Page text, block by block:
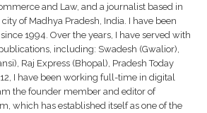
and Law, and a journalist based in
of Madhya Pradesh, India. I have been
1994. Over the years, I have served with
including: Swadesh (Gwalior),
Raj Express (Bhopal), Pradesh Today
I have been working full-time in digital
the founder member and editor of
which has established itself as one of the